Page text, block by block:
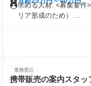
求める人材: <募集要件
リア形成のため） ...
業務委託
携帯販売の案内スタッ